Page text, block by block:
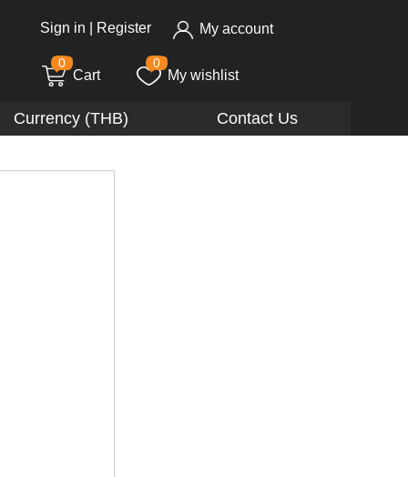
Sign in Register My account
0
Cart
0
My wishlist
Currency (THB) Contact Us